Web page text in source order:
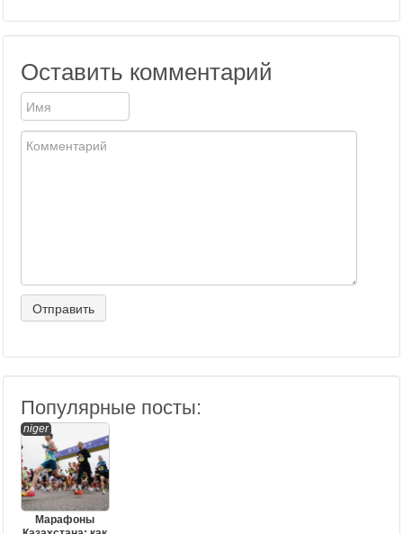
Видеотоп
Оставить комментарий
Популярные посты:
niger
Марафоны